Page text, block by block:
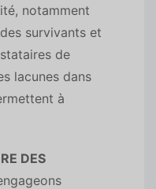
notamment
survivants et
de
lacunes dans
à
DES